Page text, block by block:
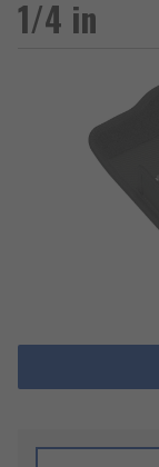
1/4 in